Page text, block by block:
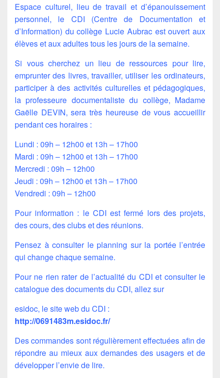
Espace culturel, lieu de travail et d’épanouissement
personnel, le CDI (Centre de Documentation et
d’Information) du collège Lucie Aubrac est ouvert aux
élèves et aux adultes tous les jours de la semaine.
Si vous cherchez un lieu de ressources pour lire,
emprunter des livres, travailler, utiliser les ordinateurs,
participer à des activités culturelles et pédagogiques,
la professeure documentaliste du collège, Madame
Gaëlle DEVIN, sera très heureuse de vous accueillir
pendant ces horaires :
Lundi : 09h – 12h00 et 13h – 17h00
Mardi : 09h – 12h00 et 13h – 17h00
Mercredi : 09h – 12h00
Jeudi : 09h – 12h00 et 13h – 17h00
Vendredi : 09h – 12h00
Pour information : le CDI est fermé lors des projets,
des cours, des clubs et des réunions.
Pensez à consulter le planning sur la portée l’entrée
qui change chaque semaine.
Pour ne rien rater de l’actualité du CDI et consulter le
catalogue des documents du CDI, allez sur
esidoc, le site web du CDI :
http://0691483m.esidoc.fr/
Des commandes sont régulièrement effectuées afin de
répondre au mieux aux demandes des usagers et de
développer l’envie de lire.